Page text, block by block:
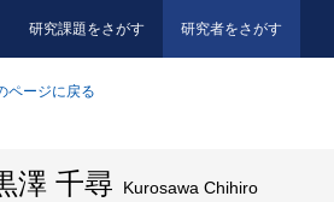
研究課題をさがす 研究者をさがす
ページに戻る
澤 千尋 Kurosawa Chihiro